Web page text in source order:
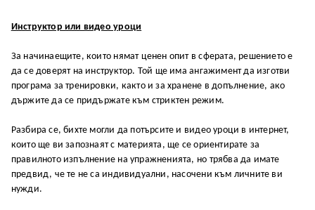
Инструктор или видео уроци
За начинаещите, които нямат ценен опит в сферата, решението е
да се доверят на инструктор. Той ще има ангажимент да изготви
програма за тренировки, както и за хранене в допълнение, ако
държите да се придържате към стриктен режим.
Разбира се, бихте могли да потърсите и видео уроци в интернет,
които ще ви запознаят с материята, ще се ориентирате за
правилното изпълнение на упражненията, но трябва да имате
предвид, че те не са индивидуални, насочени към личните ви
нужди.